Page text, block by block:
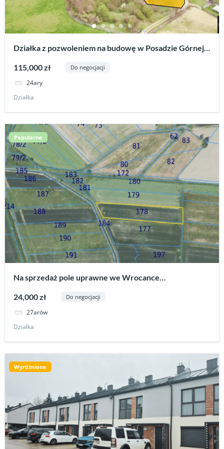
Działka z pozwoleniem na budowę w Posadzie Górnej-
115,000 zł Do negocjacji
24ary
Działka
Popularne
Na sprzedaż pole uprawne we Wrocance
24,000 zł Do negocjacji
27arów
Działka
Wyróżnione